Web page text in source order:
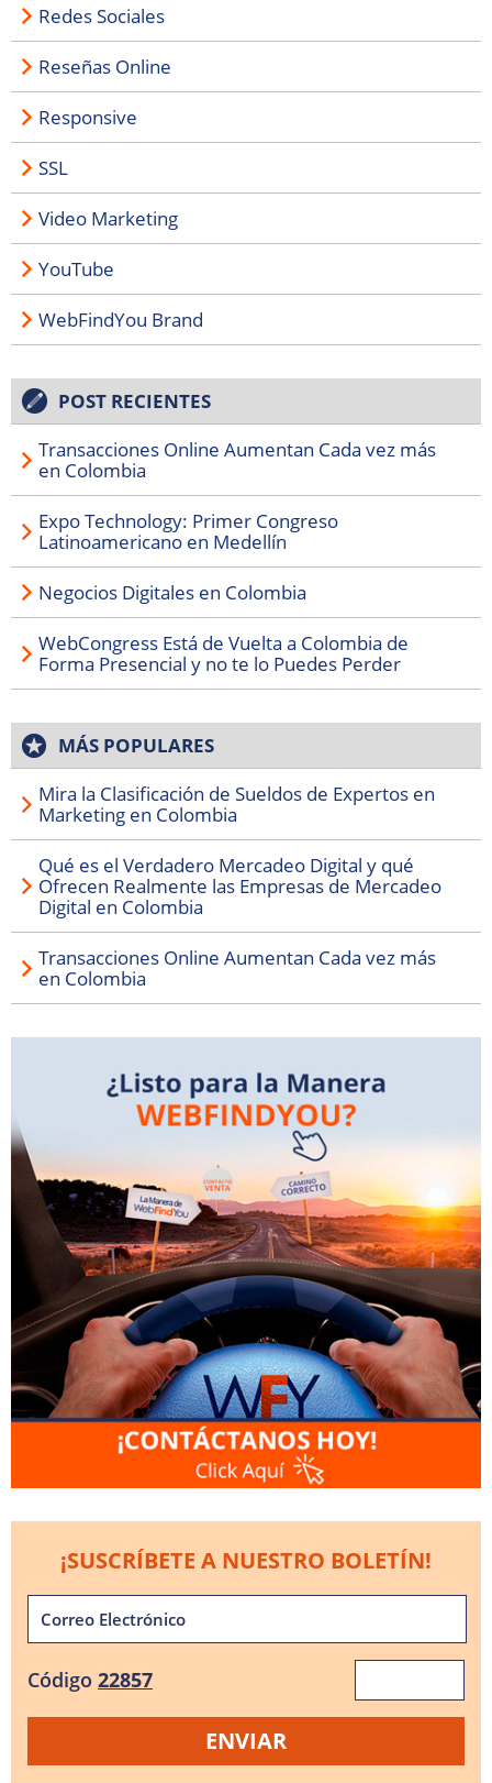
Redes Sociales
Reseñas Online
Responsive
SSL
Video Marketing
YouTube
WebFindYou Brand
POST RECIENTES
Transacciones Online Aumentan Cada vez más
en Colombia
Expo Technology: Primer Congreso
Latinoamericano en Medellín
Negocios Digitales en Colombia
WebCongress Está de Vuelta a Colombia de
Forma Presencial y no te lo Puedes Perder
MÁS POPULARES
Mira la Clasificación de Sueldos de Expertos en
Marketing en Colombia
Qué es el Verdadero Mercadeo Digital y qué
Ofrecen Realmente las Empresas de Mercadeo
Digital en Colombia
Transacciones Online Aumentan Cada vez más
en Colombia
¡SUSCRÍBETE A NUESTRO BOLETÍN!
Código 22857